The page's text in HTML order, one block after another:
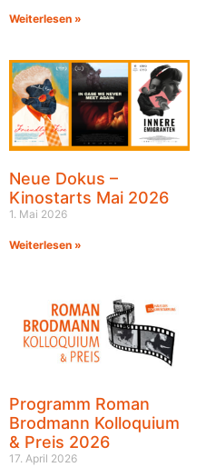
Weiterlesen »
Neue Dokus –
Kinostarts Mai 2026
1. Mai 2026
Weiterlesen »
Programm Roman
Brodmann Kolloquium
& Preis 2026
17. April 2026